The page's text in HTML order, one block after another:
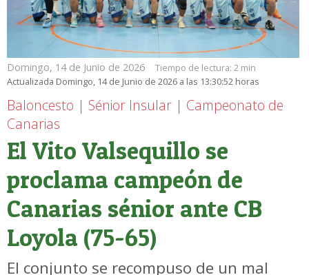
Domingo, 14 de Junio de 2026 Tiempo de lectura: 2 min
Actualizada Domingo, 14 de Junio de 2026 a las 13:30:52 horas
Baloncesto | Sénior Insular | Campeonato de
Canarias
El Vito Valsequillo se
proclama campeón de
Canarias sénior ante CB
Loyola (75-65)
El conjunto se recompuso de un mal